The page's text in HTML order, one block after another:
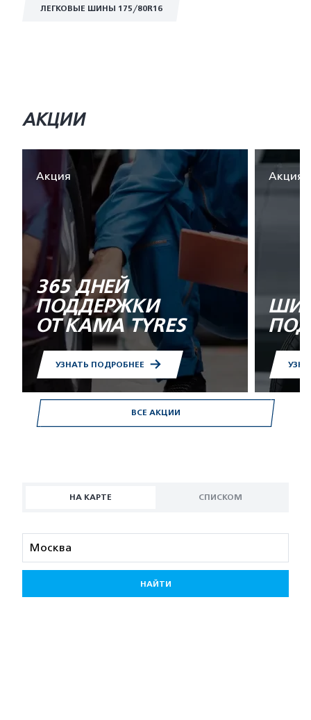
ЛЕГКОВЫЕ ШИНЫ 175/80R16
ВСЕ АКЦИИ
АКЦИИ
Акция
365 ДНЕЙ
ПОДДЕРЖКИ
ОТ KAMA TYRES
УЗНАТЬ ПОДРОБНЕЕ
Акция
НА КАРТЕ СПИСКОМ
НАЙТИ